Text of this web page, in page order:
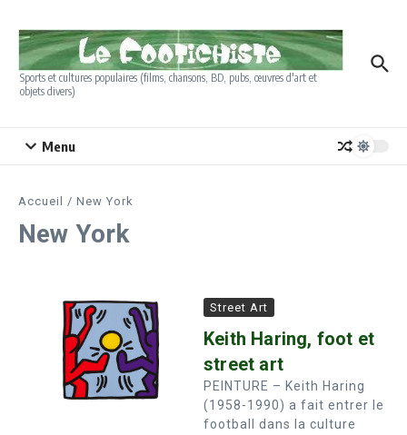
Sports et cultures populaires (films, chansons, BD, pubs, œuvres d'art et
objets divers)
Menu
Accueil / New York
New York
Street Art
Keith Haring, foot et
street art
PEINTURE – Keith Haring
(1958-1990) a fait entrer le
football dans la culture